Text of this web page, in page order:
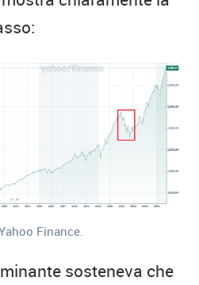
Finance.
sosteneva che